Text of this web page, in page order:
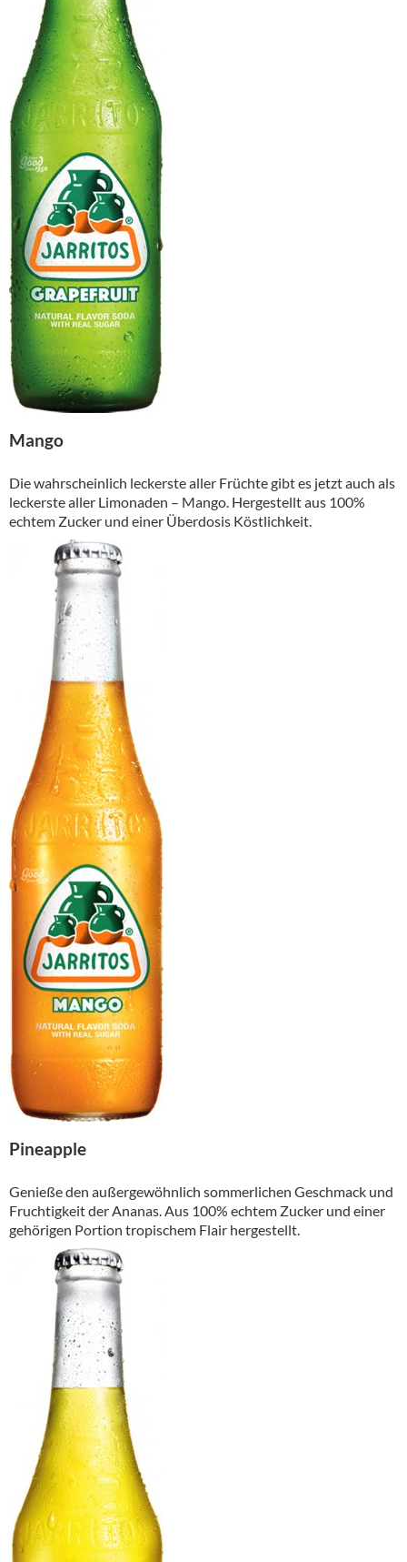
Mango
Die wahrscheinlich leckerste aller Früchte gibt es jetzt auch als
leckerste aller Limonaden – Mango. Hergestellt aus 100%
echtem Zucker und einer Überdosis Köstlichkeit.
Pineapple
Genieße den außergewöhnlich sommerlichen Geschmack und
Fruchtigkeit der Ananas. Aus 100% echtem Zucker und einer
gehörigen Portion tropischem Flair hergestellt.